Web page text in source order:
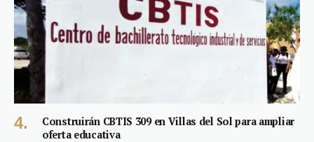
Construirán CBTIS 309 en Villas del Sol para ampliar
oferta educativa